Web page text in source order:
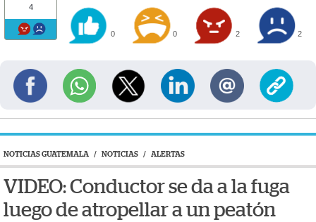
4
0 0 2 2
NOTICIAS GUATEMALA / NOTICIAS / ALERTAS
VIDEO: Conductor se da a la fuga
luego de atropellar a un peatón